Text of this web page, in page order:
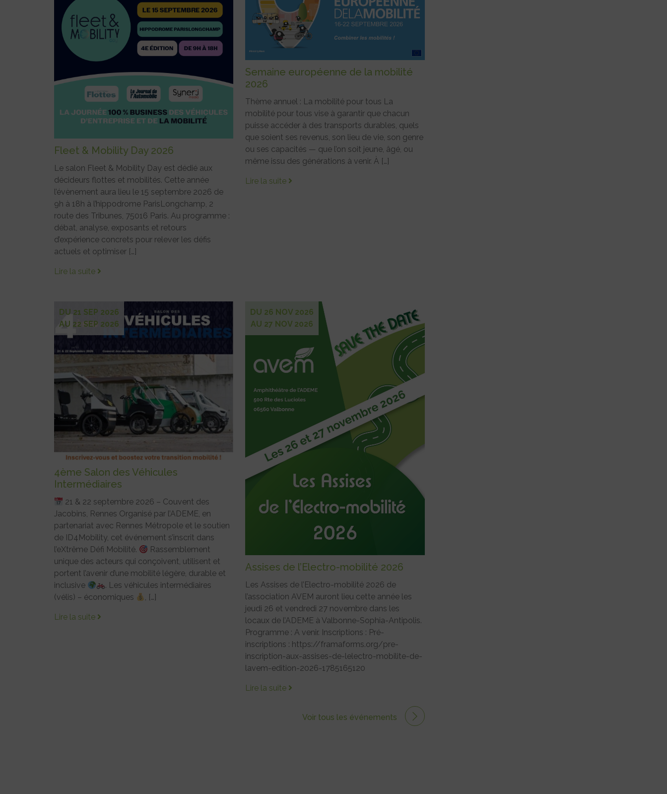
Fleet & Mobility Day 2026
Le salon Fleet & Mobility Day est dédié aux
décideurs flottes et mobilités. Cette année
l’évènement aura lieu le 15 septembre 2026 de
9h à 18h à l’hippodrome ParisLongchamp, 2
route des Tribunes, 75016 Paris. Au programme :
débat, analyse, exposants et retours
d’expérience concrets pour relever les défis
actuels et optimiser […]
Lire la suite
Semaine européenne de la mobilité
2026
Thème annuel : La mobilité pour tous La
mobilité pour tous vise à garantir que chacun
puisse accéder à des transports durables, quels
que soient ses revenus, son lieu de vie, son genre
ou ses capacités — que l’on soit jeune, âgé, ou
même issu des générations à venir. À […]
Lire la suite
DU 21 SEP 2026
AU 22 SEP 2026
4ème Salon des Véhicules
Intermédiaires
21 & 22 septembre 2026 – Couvent des
Jacobins, Rennes Organisé par l’ADEME, en
partenariat avec Rennes Métropole et le soutien
de ID4Mobility, cet événement s’inscrit dans
l’eXtrême Défi Mobilité.
Rassemblement
unique des acteurs qui conçoivent, utilisent et
portent l’avenir d’une mobilité légère, durable et
inclusive
. Les véhicules intermédiaires
(vélis) – économiques
, […]
Lire la suite
DU 26 NOV 2026
AU 27 NOV 2026
Assises de l’Electro-mobilité 2026
Les Assises de l’Electro-mobilité 2026 de
l’association AVEM auront lieu cette année les
jeudi 26 et vendredi 27 novembre dans les
locaux de l’ADEME à Valbonne-Sophia-Antipolis.
Programme : A venir. Inscriptions : Pré-
inscriptions : https://framaforms.org/pre-
inscription-aux-assises-de-lelectro-mobilite-de-
lavem-edition-2026-1785165120
Lire la suite
Voir tous les événements